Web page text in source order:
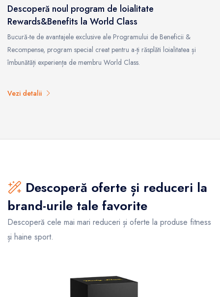
Descoperă noul program de loialitate
Rewards&Benefits la World Class
Bucură-te de avantajele exclusive ale Programului de Beneficii &
Recompense, program special creat pentru a-ți răsplăti loialitatea și
îmbunătăți experiența de membru World Class.
Vezi detalii
Descoperă oferte și reduceri la
brand-urile tale favorite
Descoperă cele mai mari reduceri și oferte la produse fitness
și haine sport.